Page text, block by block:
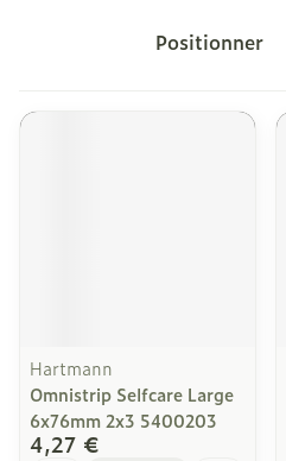
Trier par:
Hartmann
Omnistrip Selfcare Large
6x76mm 2x3 5400203
4,27 €